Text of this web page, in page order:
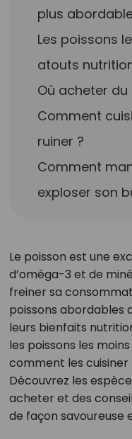
plus
Les poissons
atouts
Où acheter
Comment
ruiner ?
Comment
exploser son
Le poisson est une
d’oméga-3 et de
freiner sa
poissons
leurs bienfaits
les poissons les
comment les
Découvrez les
acheter et des
de façon savoureuse